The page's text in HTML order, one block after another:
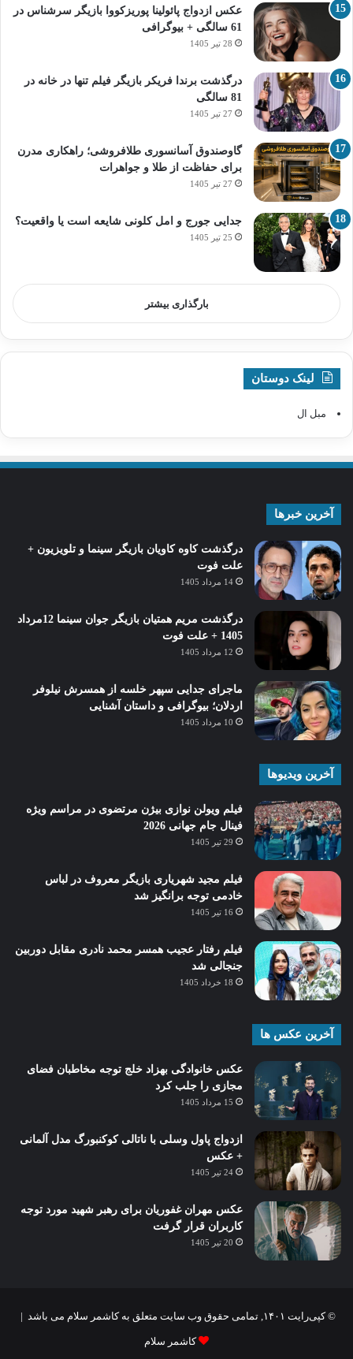
عکس ازدواج پائولینا پوریزکووا بازیگر سرشناس در
61 سالگی + بیوگرافی
28 تیر 1405
درگذشت برندا فریکر بازیگر فیلم تنها در خانه در
81 سالگی
27 تیر 1405
گاوصندوق آسانسوری طلافروشی؛ راهکاری مدرن
برای حفاظت از طلا و جواهرات
27 تیر 1405
جدایی جورج و امل کلونی شایعه است یا واقعیت؟
25 تیر 1405
بارگذاری بیشتر
لینک دوستان
مبل ال
آخرین خبرها
درگذشت کاوه کاویان بازیگر سینما و تلویزیون +
علت فوت
14 مرداد 1405
درگذشت مریم همتیان بازیگر جوان سینما 12مرداد
1405 + علت فوت
12 مرداد 1405
ماجرای جدایی سپهر خلسه از همسرش نیلوفر
اردلان؛ بیوگرافی و داستان آشنایی
10 مرداد 1405
آخرین ویدیوها
فیلم ویولن نوازی بیژن مرتضوی در مراسم ویژه
فینال جام جهانی 2026
29 تیر 1405
فیلم مجید شهریاری بازیگر معروف در لباس
خادمی توجه برانگیز شد
16 تیر 1405
فیلم رفتار عجیب همسر محمد نادری مقابل دوربین
جنجالی شد
18 خرداد 1405
آخرین عکس ها
عکس خانوادگی بهزاد خلج توجه مخاطبان فضای
مجازی را جلب کرد
15 مرداد 1405
ازدواج پاول وسلی با ناتالی کوکنبورگ مدل آلمانی
+ عکس
24 تیر 1405
عکس مهران غفوریان برای رهبر شهید مورد توجه
کاربران قرار گرفت
20 تیر 1405
© کپی‌رایت ۱۴۰۱, تمامی حقوق وب سایت متعلق به کاشمر سلام می باشد |
کاشمر سلام